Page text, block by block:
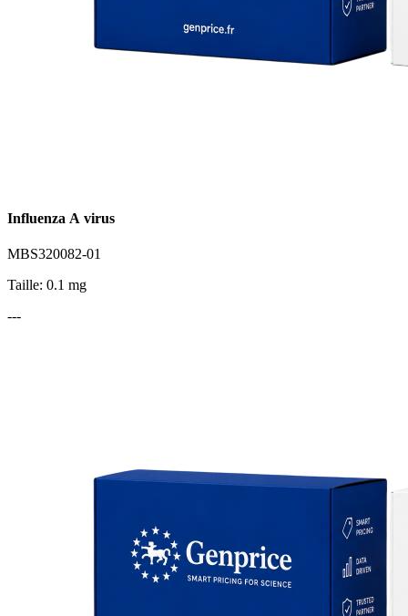
Influenza A virus
MBS320082-01
Taille: 0.1 mg
---